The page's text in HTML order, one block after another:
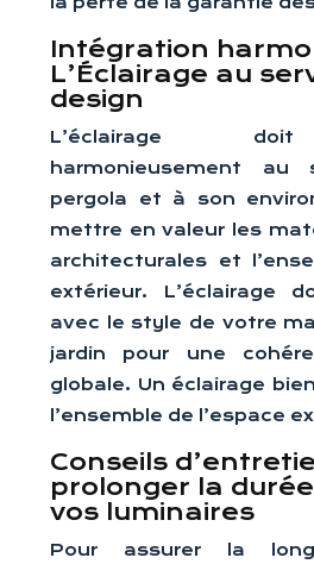
Intégration
L’Éclairage au
design
L’éclairage
harmonieusement
pergola et à son
mettre en valeur les
architecturales et
extérieur. L’éclairage
avec le style de votre
jardin pour une
globale. Un éclairage
l’ensemble de l’espace
Conseils
prolonger la
vos luminaires
Pour assurer la